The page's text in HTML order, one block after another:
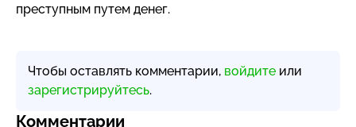
преступным путем денег.
Чтобы оставлять комментарии, войдите или
зарегистрируйтесь.
Комментарии